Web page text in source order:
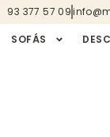
93 377 57 09
SOFÁS